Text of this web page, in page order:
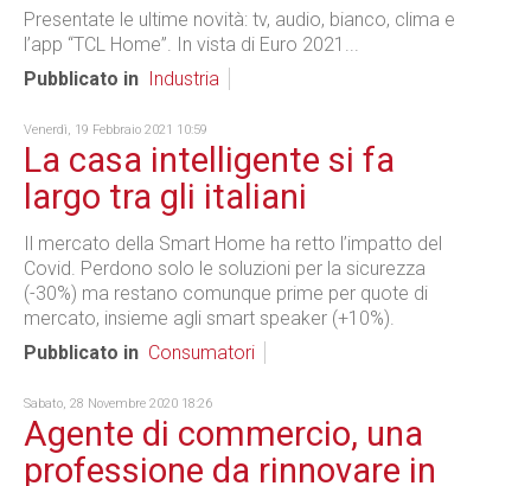
Presentate le ultime novità: tv, audio, bianco, clima e
l’app “TCL Home”. In vista di Euro 2021...
Pubblicato in
Industria
Venerdì, 19 Febbraio 2021 10:59
La casa intelligente si fa
largo tra gli italiani
Il mercato della Smart Home ha retto l’impatto del
Covid. Perdono solo le soluzioni per la sicurezza
(-30%) ma restano comunque prime per quote di
mercato, insieme agli smart speaker (+10%).
Pubblicato in Consumatori
Sabato, 28 Novembre 2020 18:26
Agente di commercio, una
professione da rinnovare in